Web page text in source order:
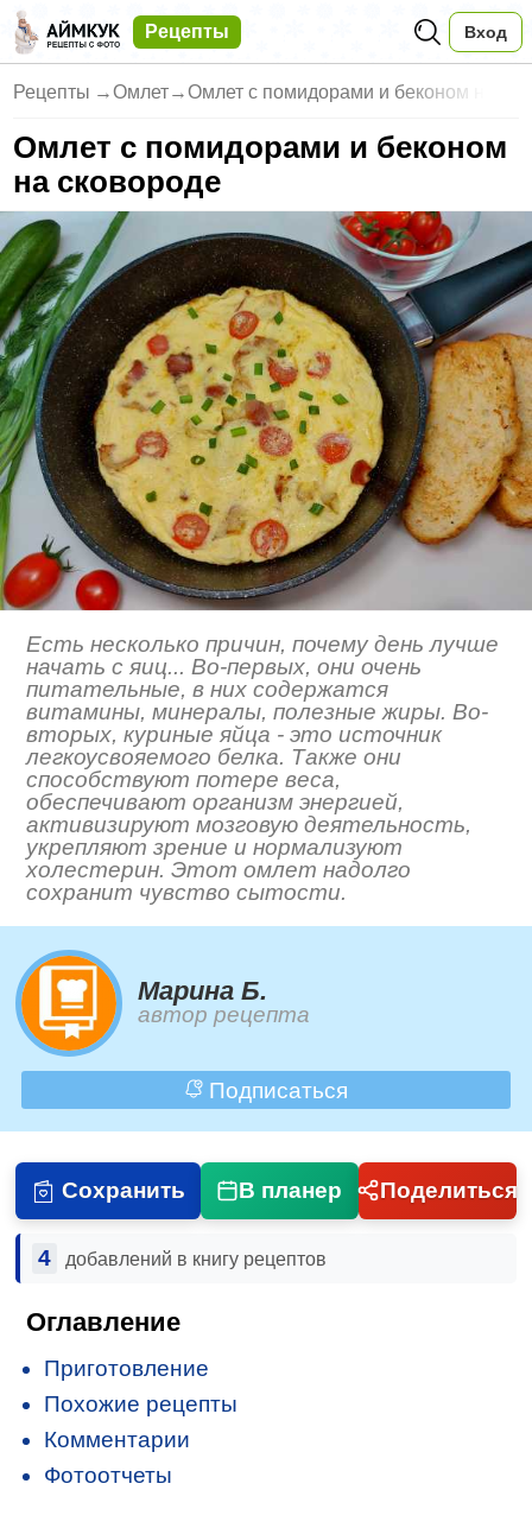
Рецепты Вход
Рецепты →Омлет→Омлет с помидорами и беконом н
Омлет с помидорами и беконом
на сковороде
Есть несколько причин, почему день лучше
начать с яиц... Во-первых, они очень
питательные, в них содержатся
витамины, минералы, полезные жиры. Во-
вторых, куриные яйца - это источник
легкоусвояемого белка. Также они
способствуют потере веса,
обеспечивают организм энергией,
активизируют мозговую деятельность,
укрепляют зрение и нормализуют
холестерин. Этот омлет надолго
сохранит чувство сытости.
Марина Б.
автор рецепта
Подписаться
Сохранить В планер Поделиться
4 добавлений в книгу рецептов
Оглавление
Приготовление
Похожие рецепты
Комментарии
Фотоотчеты